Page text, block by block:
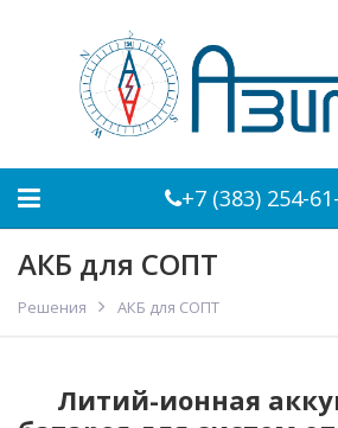
+7 (383) 254-
АКБ для СОПТ
Решения АКБ для СОПТ
Литий-ионная